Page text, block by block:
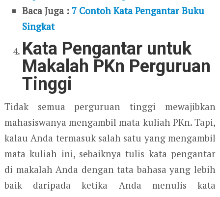
Baca Juga : 7 Contoh Kata Pengantar Buku
Singkat
Kata Pengantar untuk
Makalah PKn Perguruan
Tinggi
Tidak semua perguruan tinggi mewajibkan
mahasiswanya mengambil mata kuliah PKn. Tapi,
kalau Anda termasuk salah satu yang mengambil
mata kuliah ini, sebaiknya tulis kata pengantar
di makalah Anda dengan tata bahasa yang lebih
baik daripada ketika Anda menulis kata